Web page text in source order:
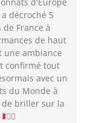
décroché 5
France à
de haut
une ambiance
confirmé tout
avec un
du Monde à
de briller sur la
🏄‍♂️